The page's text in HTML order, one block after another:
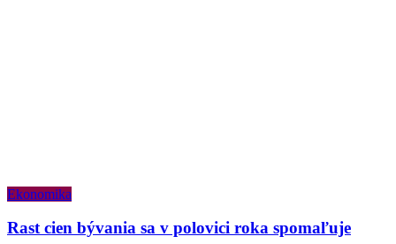
Ekonomika
Rast cien bývania sa v polovici roka spomaľuje